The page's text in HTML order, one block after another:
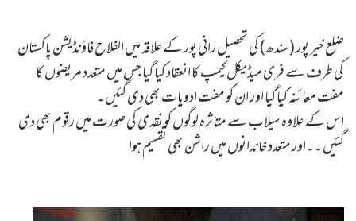
ضلع خیر پور (سندھ) کی تحصیل رانی پور کے علاقہ میں الفلاح فاؤنڈیشن پاکستان
کی طرف سے فری میڈیکل کیمپ کا انعقاد کیا گیا جس میں متعدد مریضوں کا
مفت معائنہ کیا گیا اور ان کو مفت ادویات بھی دی گئیں ۔
اس کے علاوہ سیلاب سے متاثرہ لوگوں کو نقدی کی صورت میں رقوم بھی دی
گئیں ۔۔اور متعدد خاندانوں میں راشن بھی تقسیم ہوا